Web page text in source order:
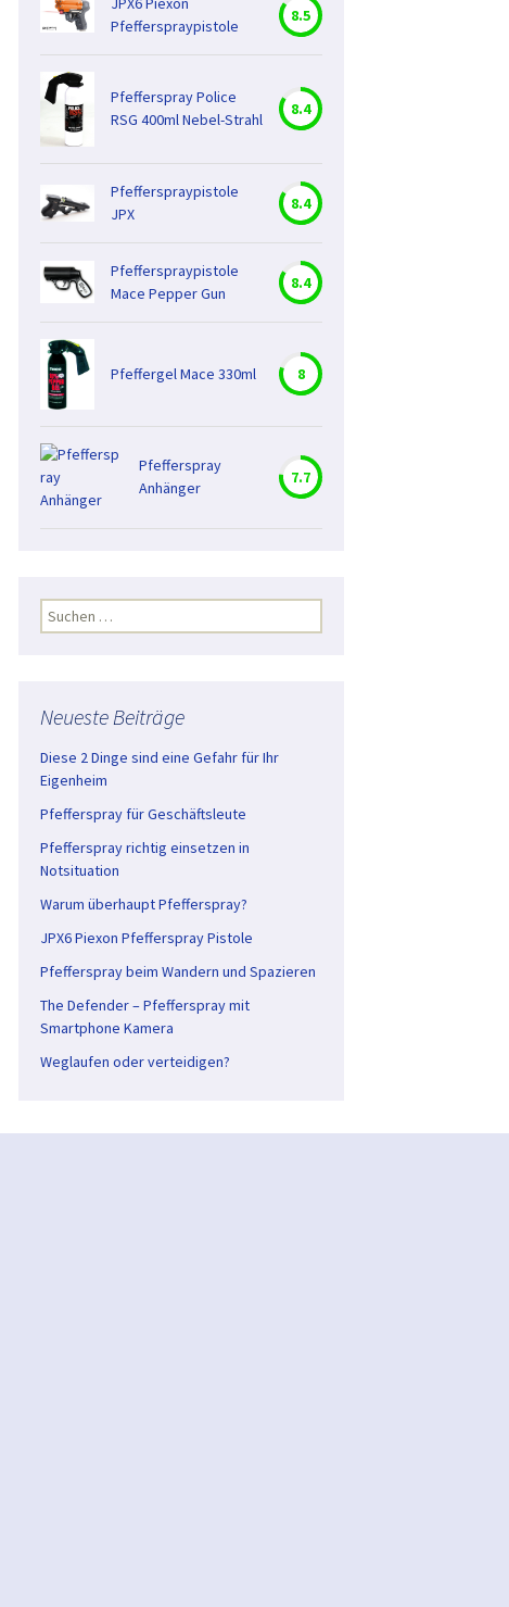
Pfefferspraypistole
8.5
Pfefferspray Police
RSG 400ml Nebel-Strahl
8.4
Pfefferspraypistole
JPX
8.4
Pfefferspraypistole
Mace Pepper Gun
8.4
Pfeffergel Mace 330ml 8
Pfefferspray
Anhänger
7.7
Suchen
nach:
Neueste Beiträge
Diese 2 Dinge sind eine Gefahr für Ihr
Eigenheim
Pfefferspray für Geschäftsleute
Pfefferspray richtig einsetzen in
Notsituation
Warum überhaupt Pfefferspray?
JPX6 Piexon Pfefferspray Pistole
Pfefferspray beim Wandern und Spazieren
The Defender – Pfefferspray mit
Smartphone Kamera
Weglaufen oder verteidigen?